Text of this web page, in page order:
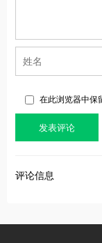
在此浏览器中保
评论信息